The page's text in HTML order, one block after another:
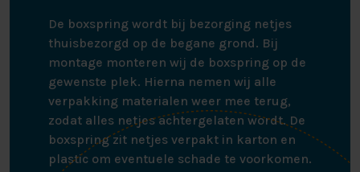
De boxspring wordt bij bezorging netjes
thuisbezorgd op de begane grond. Bij
montage monteren wij de boxspring op de
gewenste plek. Hierna nemen wij alle
verpakking materialen weer mee terug,
zodat alles netjes achtergelaten wordt. De
boxspring zit netjes verpakt in karton en
plastic om eventuele schade te voorkomen.